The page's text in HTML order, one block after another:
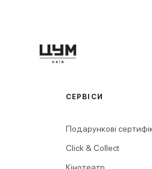
СЕРВІСИ
Подарункові
Click & Collect